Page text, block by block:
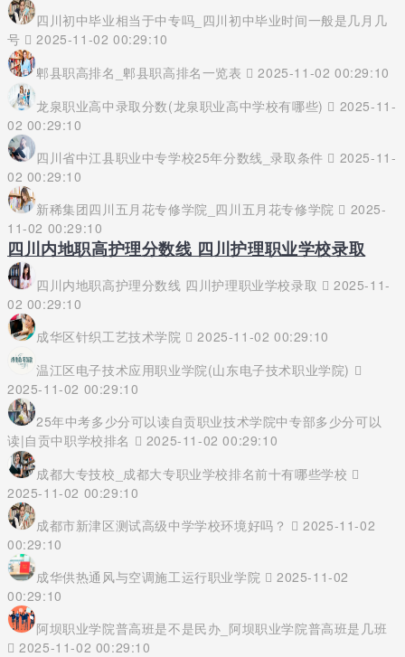
四川初中毕业相当于中专吗_四川初中毕业时间一般是几月几
号
2025-11-02 00:29:10
郫县职高排名_郫县职高排名一览表
2025-11-02 00:29:10
龙泉职业高中录取分数(龙泉职业高中学校有哪些)
2025-11-
02 00:29:10
四川省中江县职业中专学校25年分数线_录取条件
2025-11-
02 00:29:10
新稀集团四川五月花专修学院_四川五月花专修学院
2025-
11-02 00:29:10
四川内地职高护理分数线 四川护理职业学校录取
四川内地职高护理分数线 四川护理职业学校录取
2025-11-
02 00:29:10
成华区针织工艺技术学院
2025-11-02 00:29:10
温江区电子技术应用职业学院(山东电子技术职业学院)
2025-11-02 00:29:10
25年中考多少分可以读自贡职业技术学院中专部多少分可以
读|自贡中职学校排名
2025-11-02 00:29:10
成都大专技校_成都大专职业学校排名前十有哪些学校
2025-11-02 00:29:10
成都市新津区测试高级中学学校环境好吗？
2025-11-02
00:29:10
成华供热通风与空调施工运行职业学院
2025-11-02
00:29:10
阿坝职业学院普高班是不是民办_阿坝职业学院普高班是几班
2025-11-02 00:29:10